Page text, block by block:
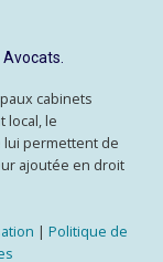
cabinets
local, le
permettent de
ajoutée en droit
| Politique de